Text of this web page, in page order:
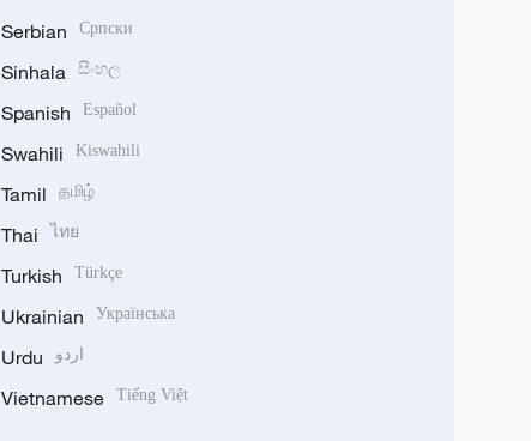
Serbian Српски
Sinhala සිංහල
Spanish Español
Swahili Kiswahili
Tamil தமிழ்
Thai ไทย
Turkish Türkçe
Ukrainian Українська
Urdu اردو
Vietnamese Tiếng Việt